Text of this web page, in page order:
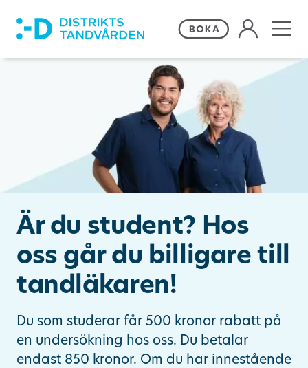
Våra behandlingar
Frågor och svar
Priser och erbjudanden
Kontakta oss
Remiss
Ändra/avboka tid
Är du student? Hos
oss går du billigare till
tandläkaren!
Du som studerar får 500 kronor rabatt på
en undersökning hos oss. Du betalar
endast 850 kronor. Om du har innestående